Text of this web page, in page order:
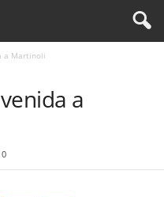
a Martinoli
a
0